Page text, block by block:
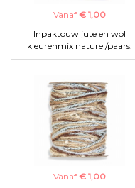
Vanaf € 1,00
Inpaktouw jute en wol
kleurenmix naturel/paars.
Vanaf € 1,00